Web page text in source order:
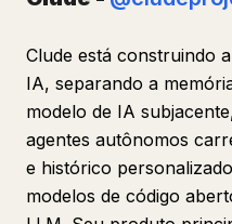
Clude está construindo
IA, separando a
modelo de IA
agentes autônomos
e histórico
modelos de código